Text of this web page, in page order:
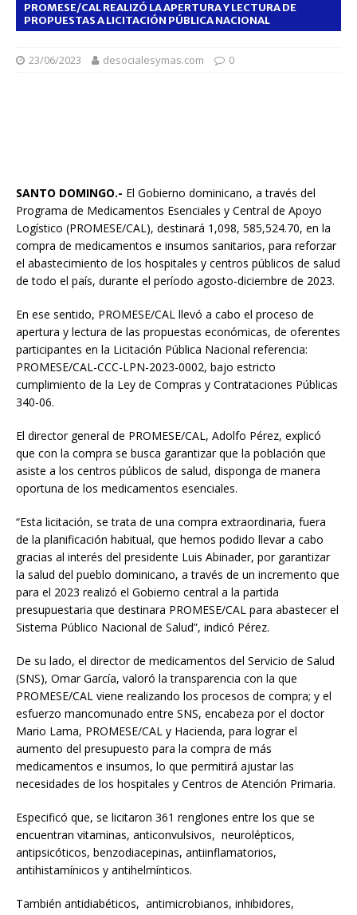
PROMESE/CAL REALIZÓ LA APERTURA Y LECTURA DE
PROPUESTAS A LICITACIÓN PÚBLICA NACIONAL
23/06/2023 desocialesymas.com 0
SANTO DOMINGO.- El Gobierno dominicano, a través del
Programa de Medicamentos Esenciales y Central de Apoyo
Logístico (PROMESE/CAL), destinará 1,098, 585,524.70, en la
compra de medicamentos e insumos sanitarios, para reforzar
el abastecimiento de los hospitales y centros públicos de salud
de todo el país, durante el período agosto-diciembre de 2023.
En ese sentido, PROMESE/CAL llevó a cabo el proceso de
apertura y lectura de las propuestas económicas, de oferentes
participantes en la Licitación Pública Nacional referencia:
PROMESE/CAL-CCC-LPN-2023-0002, bajo estricto
cumplimiento de la Ley de Compras y Contrataciones Públicas
340-06.
El director general de PROMESE/CAL, Adolfo Pérez, explicó
que con la compra se busca garantizar que la población que
asiste a los centros públicos de salud, disponga de manera
oportuna de los medicamentos esenciales.
“Esta licitación, se trata de una compra extraordinaria, fuera
de la planificación habitual, que hemos podido llevar a cabo
gracias al interés del presidente Luis Abinader, por garantizar
la salud del pueblo dominicano, a través de un incremento que
para el 2023 realizó el Gobierno central a la partida
presupuestaria que destinara PROMESE/CAL para abastecer el
Sistema Público Nacional de Salud”, indicó Pérez.
De su lado, el director de medicamentos del Servicio de Salud
(SNS), Omar García, valoró la transparencia con la que
PROMESE/CAL viene realizando los procesos de compra; y el
esfuerzo mancomunado entre SNS, encabeza por el doctor
Mario Lama, PROMESE/CAL y Hacienda, para lograr el
aumento del presupuesto para la compra de más
medicamentos e insumos, lo que permitirá ajustar las
necesidades de los hospitales y Centros de Atención Primaria.
Especificó que, se licitaron 361 renglones entre los que se
encuentran vitaminas, anticonvulsivos, neurolépticos,
antipsicóticos, benzodiacepinas, antiinflamatorios,
antihistamínicos y antihelmínticos.
También antidiabéticos, antimicrobianos, inhibidores,